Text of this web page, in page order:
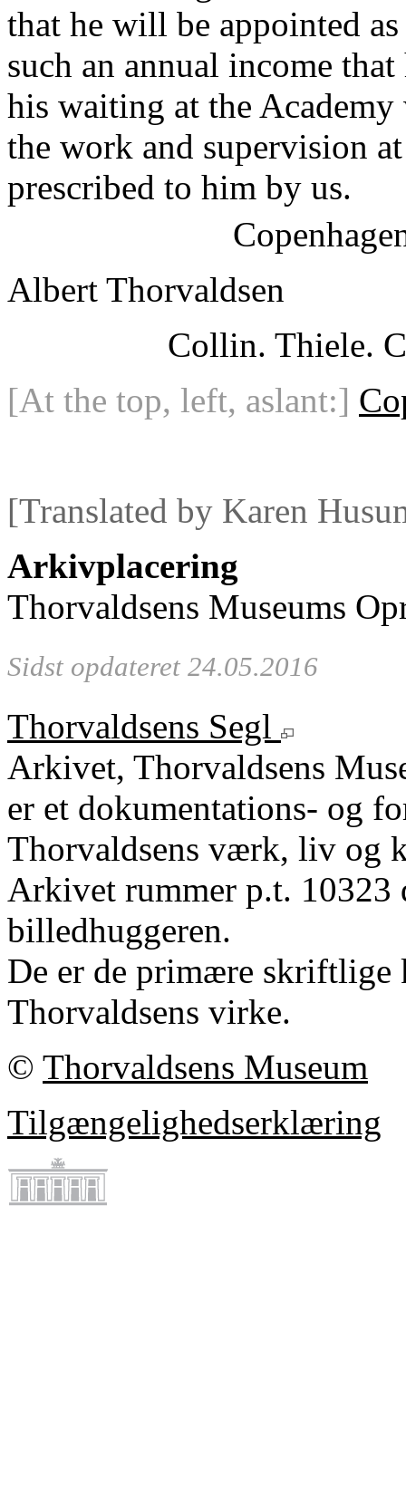
that he will be appointed
such an annual income
his waiting at the
the work and supervision
prescribed to him by us.
Albert Thorvaldsen
Collin. Thiele.
[At the top, left, aslant:]
[Translated by Karen
Arkivplacering
Thorvaldsens Museums
Sidst opdateret 24.05.2016
Thorvaldsens Segl
Arkivet, Thorvaldsens
er et dokumentations- og
Thorvaldsens værk, liv og
Arkivet rummer p.t.
billedhuggeren.
De er de primære
Thorvaldsens virke.
© Thorvaldsens Museum
Tilgængelighedserklæring